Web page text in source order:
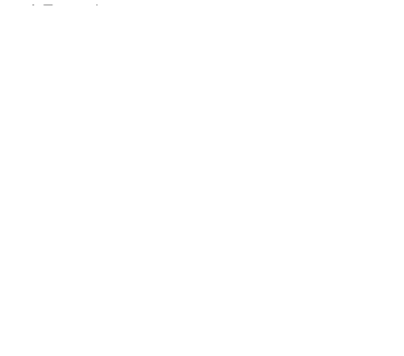
会員サービスについて